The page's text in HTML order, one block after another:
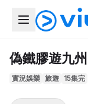
偽鐵膠遊九州
實況娛樂 旅遊 15集完